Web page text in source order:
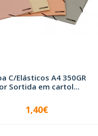
C/Elásticos A4 350GR
Sortida em cartol...
+
1,40€